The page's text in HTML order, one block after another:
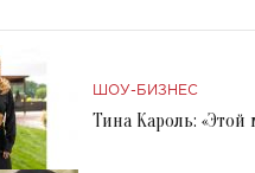
ШОУ-БИЗНЕС
Тина Кароль: «Этой